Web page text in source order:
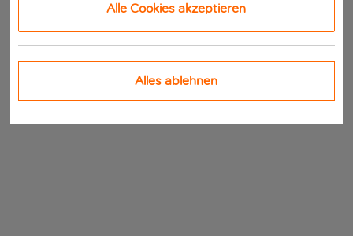
Alle Cookies akzeptieren
Alles ablehnen